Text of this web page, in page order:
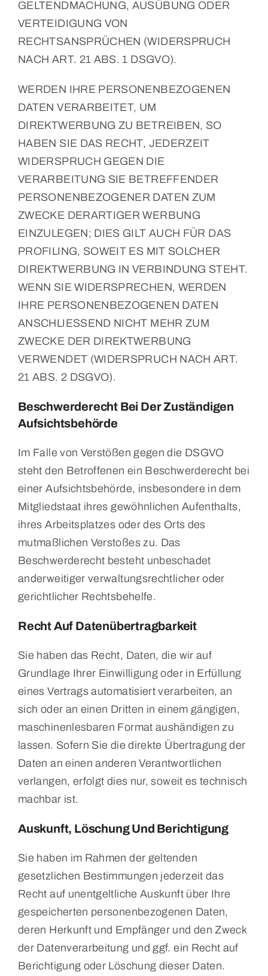
GELTENDMACHUNG, AUSÜBUNG ODER
VERTEIDIGUNG VON
RECHTSANSPRÜCHEN (WIDERSPRUCH
NACH ART. 21 ABS. 1 DSGVO).
WERDEN IHRE PERSONENBEZOGENEN
DATEN VERARBEITET, UM
DIREKTWERBUNG ZU BETREIBEN, SO
HABEN SIE DAS RECHT, JEDERZEIT
WIDERSPRUCH GEGEN DIE
VERARBEITUNG SIE BETREFFENDER
PERSONENBEZOGENER DATEN ZUM
ZWECKE DERARTIGER WERBUNG
EINZULEGEN; DIES GILT AUCH FÜR DAS
PROFILING, SOWEIT ES MIT SOLCHER
DIREKTWERBUNG IN VERBINDUNG STEHT.
WENN SIE WIDERSPRECHEN, WERDEN
IHRE PERSONENBEZOGENEN DATEN
ANSCHLIESSEND NICHT MEHR ZUM
ZWECKE DER DIREKTWERBUNG
VERWENDET (WIDERSPRUCH NACH ART.
21 ABS. 2 DSGVO).
Beschwerde­recht Bei Der Zuständigen
Aufsichts­behörde
Im Falle von Verstößen gegen die DSGVO
steht den Betroffenen ein Beschwerderecht bei
einer Aufsichtsbehörde, insbesondere in dem
Mitgliedstaat ihres gewöhnlichen Aufenthalts,
ihres Arbeitsplatzes oder des Orts des
mutmaßlichen Verstoßes zu. Das
Beschwerderecht besteht unbeschadet
anderweitiger verwaltungsrechtlicher oder
gerichtlicher Rechtsbehelfe.
Recht Auf Daten­übertrag­barkeit
Sie haben das Recht, Daten, die wir auf
Grundlage Ihrer Einwilligung oder in Erfüllung
eines Vertrags automatisiert verarbeiten, an
sich oder an einen Dritten in einem gängigen,
maschinenlesbaren Format aushändigen zu
lassen. Sofern Sie die direkte Übertragung der
Daten an einen anderen Verantwortlichen
verlangen, erfolgt dies nur, soweit es technisch
machbar ist.
Auskunft, Löschung Und Berichtigung
Sie haben im Rahmen der geltenden
gesetzlichen Bestimmungen jederzeit das
Recht auf unentgeltliche Auskunft über Ihre
gespeicherten personenbezogenen Daten,
deren Herkunft und Empfänger und den Zweck
der Datenverarbeitung und ggf. ein Recht auf
Berichtigung oder Löschung dieser Daten.